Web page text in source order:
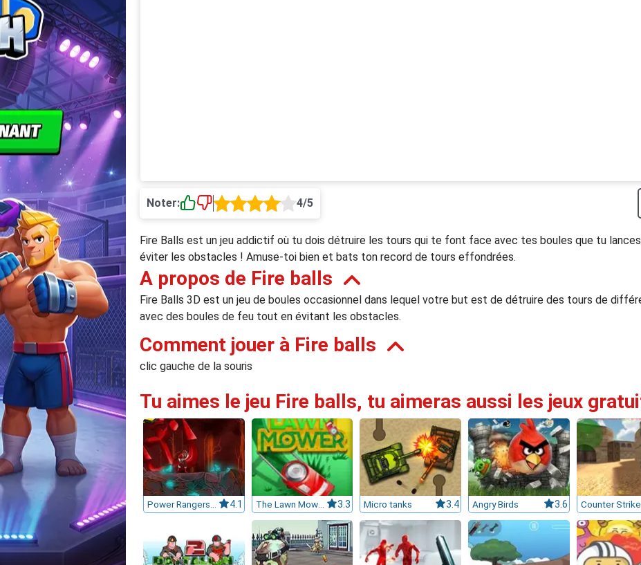
Noter: 4/5
Fire Balls est un jeu addictif où tu dois détruire les tours qui te font face avec tes boules que tu
éviter les obstacles ! Amuse-toi bien et bats ton record de tours effondrées.
A propos de Fire balls
Fire Balls 3D est un jeu de boules occasionnel dans lequel votre but est de détruire des tours de
avec des boules de feu tout en évitant les obstacles.
Comment jouer à Fire balls
clic gauche de la souris
Tu aimes le jeu Fire balls, tu aimeras aussi les jeux
Power Rangers Super Megaforce: Legacy 4.1 The Lawn Mower 3.3 Micro tanks 3.4 Angry Birds 3.6 Counter Strike